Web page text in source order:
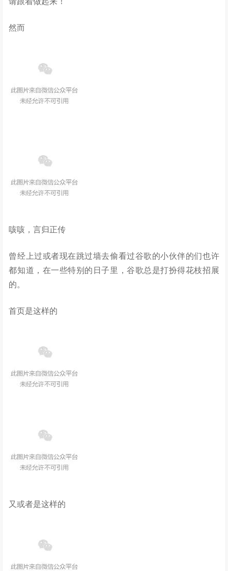
然而
咳咳，言归正传
曾经上过或者现在跳过墙去偷看过谷歌的小伙伴的们也许
都知道，在一些特别的日子里，谷歌总是打扮得花枝招展
的。
首页是这样的
又或者是这样的